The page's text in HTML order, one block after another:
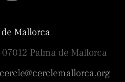
Mallorca
Palma de Mallorca
cercle@cerclemallorca.org